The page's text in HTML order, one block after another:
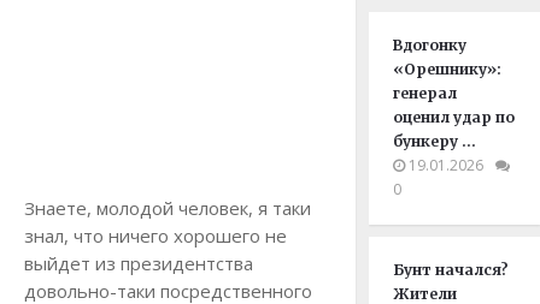
Знаете, молодой человек, я таки
знал, что ничего хорошего не
выйдет из президентства
довольно-таки посредственного
Вдогонку
«Орешнику»:
генерал
оценил удар по
бункеру …
19.01.2026
0
Бунт начался?
Жители